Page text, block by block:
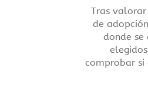
Tras
de
donde se
comprobar